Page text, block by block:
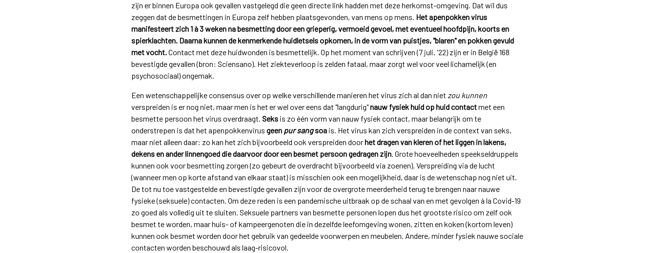
zijn er binnen Europa ook gevallen vastgelegd die geen directe link hadden met deze herkomst-omgeving. Dat wil dus
zeggen dat de besmettingen in Europa zelf hebben plaatsgevonden, van mens op mens. Het apenpokken virus
manifesteert zich 1 à 3 weken na besmetting door een grieperig, vermoeid gevoel, met eventueel hoofdpijn, koorts en
spierklachten. Daarna kunnen de kenmerkende huidletsels opkomen, in de vorm van puistjes, "blaren" en pokken gevuld
met vocht.Contact met deze huidwonden is besmettelijk. Op het moment van schrijven (7 juli, '22) zijn er in België 168
bevestigde gevallen (bron: Sciensano). Het ziekteverloop is zelden fataal, maar zorgt wel voor veel lichamelijk (en
psychosociaal) ongemak.
Een wetenschappelijke consensus over op welke verschillende manieren het virus zich al dan niet zou kunnen
verspreiden is er nog niet, maar men is het er wel over eens dat "langdurig"nauw fysiek huid op huid contactmet een
besmette persoon het virus overdraagt. Seksis zo één vorm van nauw fysiek contact, maar belangrijk om te
onderstrepen is dat het apenpokkenvirus geen pur sangsoais. Het virus kan zich verspreiden in de context van seks,
maar niet alleen daar: zo kan het zich bijvoorbeeld ook verspreiden doorhet dragen van kleren of het liggen in lakens,
dekens en ander linnengoed die daarvoor door een besmet persoon gedragen zijn. Grote hoeveelheden speekseldruppels
kunnen ook voor besmetting zorgen (zo gebeurt de overdracht bijvoorbeeld via zoenen). Verspreiding via de lucht
(wanneer men op korte afstand van elkaar staat) is misschien ook een mogelijkheid, daar is de wetenschap nog niet uit.
De tot nu toe vastgestelde en bevestigde gevallen zijn voor de overgrote meerderheid terug te brengen naar nauwe
fysieke (seksuele) contacten. Om deze reden is een pandemische uitbraak op de schaal van en met gevolgen à la Covid-19
zo goed als volledig uit te sluiten. Seksuele partners van besmette personen lopen dus het grootste risico om zelf ook
besmet te worden, maar huis- of kampeergenoten die in dezelfde leefomgeving wonen, zitten en koken (kortom leven)
kunnen ook besmet worden door het gebruik van gedeelde voorwerpen en meubelen. Andere, minder fysiek nauwe sociale
contacten worden beschouwd als laag-risicovol.